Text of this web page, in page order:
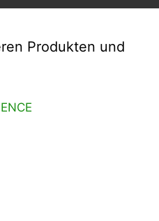
Produkten und